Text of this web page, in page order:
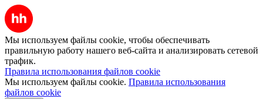
Мы используем файлы cookie, чтобы обеспечивать
правильную работу нашего веб-сайта и анализировать сетевой
трафик.
Правила использования файлов cookie
Мы используем файлы cookie. Правила использования
файлов cookie